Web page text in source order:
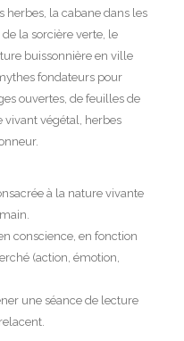
herbes, la cabane dans les
la sorcière verte, le
buissonnière en ville
fondateurs pour
ouvertes, de feuilles de
vivant végétal, herbes
à la nature vivante
conscience, en fonction
(action, émotion,
une séance de lecture